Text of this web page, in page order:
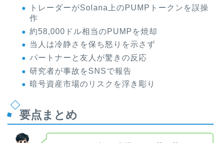
トレーダーがSolana上のPUMPトークンを誤操
作
約58,000ドル相当のPUMPを焼却
当人は冷静さを保ち怒りを示さず
パートナーと友人が驚きの反応
研究者が事故をSNSで報告
暗号資産市場のリスクを浮き彫り
要点まとめ